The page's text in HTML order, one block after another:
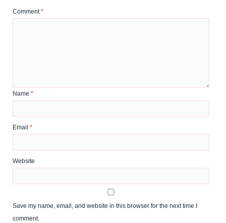
Comment*
Name*
Email*
Website
Save my name, email, and website in this browser for the next time I
comment.